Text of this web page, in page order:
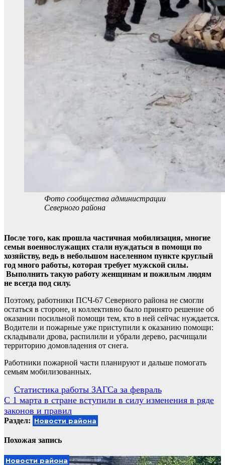
Фото сообщества администрации
Северного района
После того, как прошла частичная мобилизация, многие
семьи военнослужащих стали нуждаться в помощи по
хозяйству, ведь в небольшом населенном пункте круглый
год много работы, которая требует мужской силы.
Выполнить такую работу женщинам и пожилым людям
не всегда под силу.
Поэтому, работники ПСЧ-67 Северного района не смогли
остаться в стороне, и коллективно было принято решение об
оказании посильной помощи тем, кто в ней сейчас нуждается.
Водители и пожарные уже приступили к оказанию помощи:
складывали дрова, распилили и убрали дерево, расчищали
территорию домовладения от снега.
Работники пожарной части планируют и дальше помогать
семьям мобилизованных.
Навигация
по
записям
Статистика работы ЗАГСа за февраль
С 1 марта в стране вступили в силу изменения в ряде
законов и правил
Раздел: Новости района
Похожая запись
Новости района